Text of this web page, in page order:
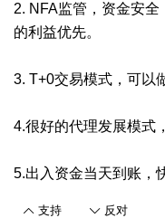
2. NFA监管，资金安
的利益优先。
3. T+0交易模式，可以
4.很好的代理发展模式
5.出入资金当天到账，
支持 反对